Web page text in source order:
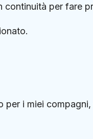
continuità per fare
per i miei